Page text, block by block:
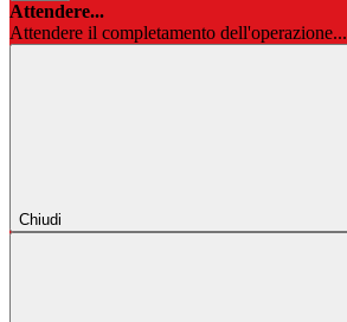
Attendere...
Attendere il completamento dell'operazione...
Chiudi